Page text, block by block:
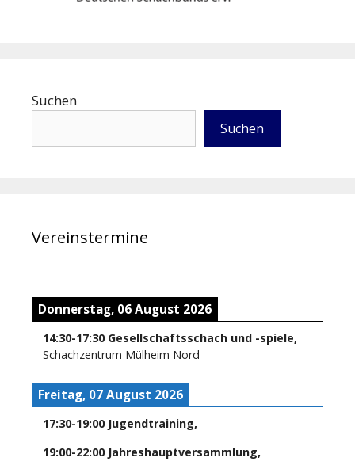
Suchen
Suchen
Vereinstermine
Donnerstag, 06 August 2026
14:30-17:30 Gesellschaftsschach und -spiele,
Schachzentrum Mülheim Nord
Freitag, 07 August 2026
17:30-19:00 Jugendtraining,
19:00-22:00 Jahreshauptversammlung,